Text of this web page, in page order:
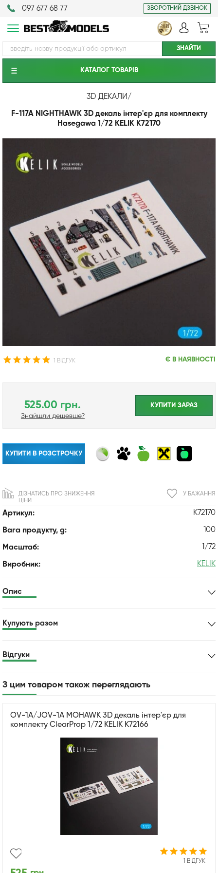
097 677 68 77 ЗВОРОТНИЙ ДЗВІНОК
КАТАЛОГ ТОВАРIВ
3D ДЕКАЛИ/
F-117A NIGHTHAWK 3D декаль інтер'єр для комплекту
Hasegawa 1/72 KELIK K72170
1 ВІДГУК Є В НАЯВНОСТІ
Артикул: K72170
Вага продукту, g: 100
Масштаб: 1/72
Виробник: KELIK
525.00 грн.
Знайшли дешевше?
КУПИТИ ЗАРАЗ
КУПИТИ В РОЗСТРОЧКУ
У БАЖАННЯ
ДІЗНАТИСЬ ПРО ЗНИЖЕННЯ
ЦІНИ
Опис
Купують разом
Відгуки
З цим товаром також переглядають
OV-1A/JOV-1A MOHAWK 3D декаль інтер'єр для
комплекту ClearProp 1/72 KELIK K72166
1 ВІДГУК